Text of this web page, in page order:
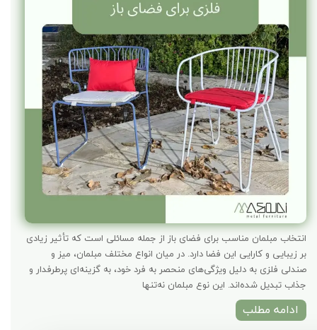
انتخاب مبلمان مناسب برای فضای باز از جمله مسائلی است که تأثیر زیادی
بر زیبایی و کارایی این فضا دارد. در میان انواع مختلف مبلمان، میز و
صندلی فلزی به دلیل ویژگی‌های منحصر به فرد خود، به گزینه‌ای پرطرفدار و
جذاب تبدیل شده‌اند. این نوع مبلمان نه‌تنها
ادامه مطلب